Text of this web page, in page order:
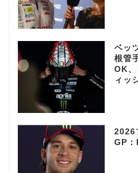
ベッ
根管
OK
ィッ
2026
GP：